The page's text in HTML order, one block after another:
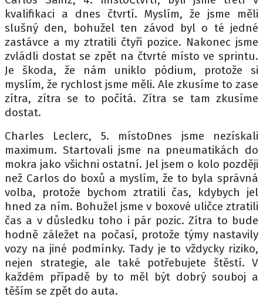
kvalifikaci a dnes čtvrtí. Myslím, že jsme měli
slušný den, bohužel ten závod byl o té jedné
zastávce a my ztratili čtyři pozice. Nakonec jsme
zvládli dostat se zpět na čtvrté místo ve sprintu.
Je škoda, že nám uniklo pódium, protože si
myslím, že rychlost jsme měli. Ale zkusíme to zase
zítra, zítra se to počítá. Zítra se tam zkusíme
dostat.
Charles Leclerc, 5. místoDnes jsme nezískali
maximum. Startovali jsme na pneumatikách do
mokra jako všichni ostatní. Jel jsem o kolo později
než Carlos do boxů a myslím, že to byla správná
volba, protože bychom ztratili čas, kdybych jel
hned za ním. Bohužel jsme v boxové uličce ztratili
čas a v důsledku toho i pár pozic. Zítra to bude
hodně záležet na počasí, protože týmy nastavily
vozy na jiné podmínky. Tady je to vždycky riziko,
nejen strategie, ale také potřebujete štěstí. V
každém případě by to měl být dobrý souboj a
těším se zpět do auta.